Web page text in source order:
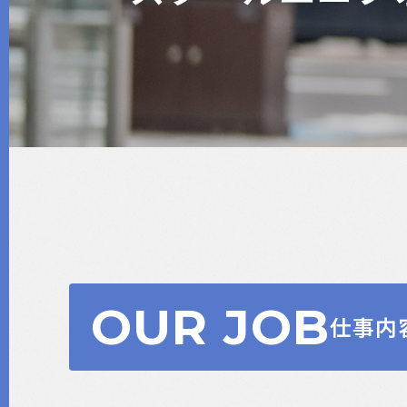
OUR JOB仕事内